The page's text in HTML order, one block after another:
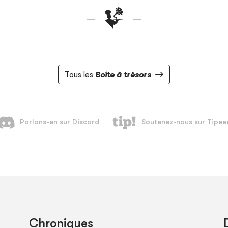
Tous les Boîte à trésors
Chroniques